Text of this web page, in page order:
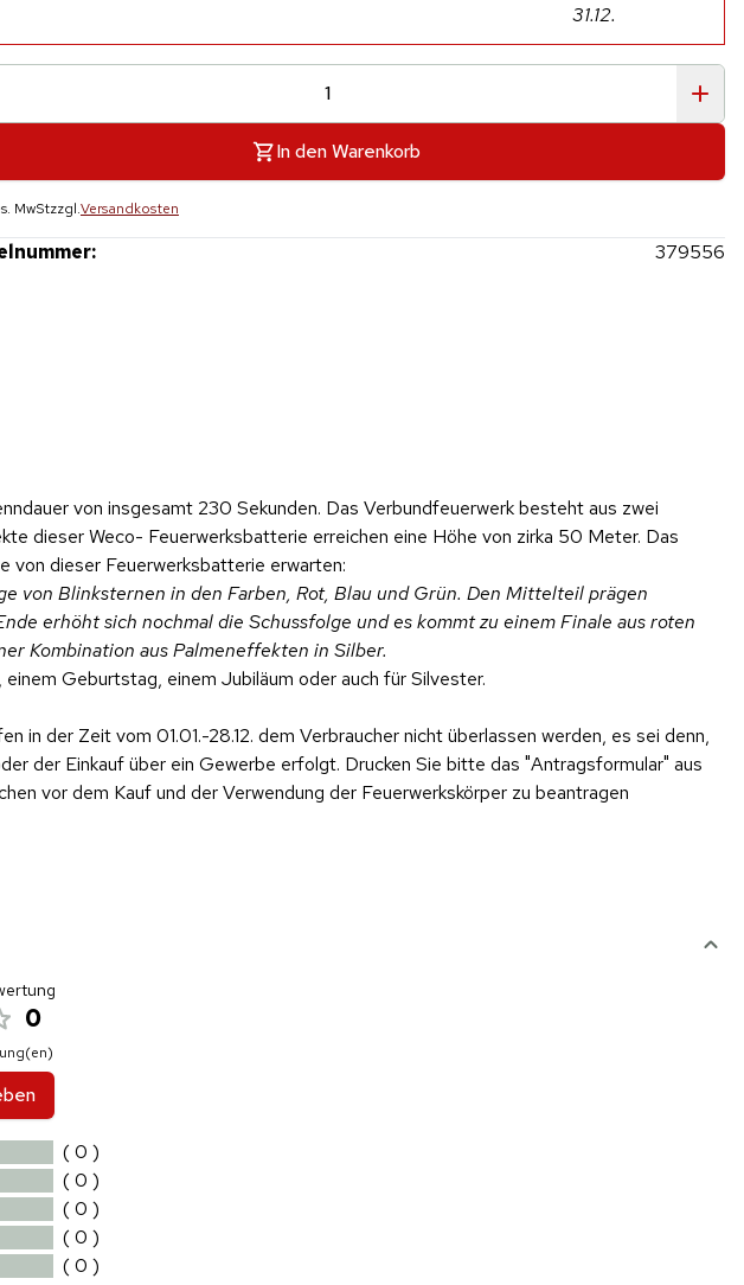
31.12.
In den Warenkorb
MwStzzgl.Versandkosten
379556
von insgesamt 230 Sekunden. Das Verbundfeuerwerk besteht aus zwei
dieser Weco- Feuerwerksbatterie erreichen eine Höhe von zirka 50 Meter. Das
dieser Feuerwerksbatterie erwarten:
von Blinksternen in den Farben, Rot, Blau und Grün. Den Mittelteil prägen
erhöht sich nochmal die Schussfolge und es kommt zu einem Finale aus roten
Kombination aus Palmeneffekten in Silber.
Geburtstag, einem Jubiläum oder auch für Silvester.
in der Zeit vom 01.01.-28.12. dem Verbraucher nicht überlassen werden, es sei denn,
der Einkauf über ein Gewerbe erfolgt. Drucken Sie bitte das "Antragsformular" aus
vor dem Kauf und der Verwendung der Feuerwerkskörper zu beantragen
0
( 0 )
( 0 )
( 0 )
( 0 )
( 0 )